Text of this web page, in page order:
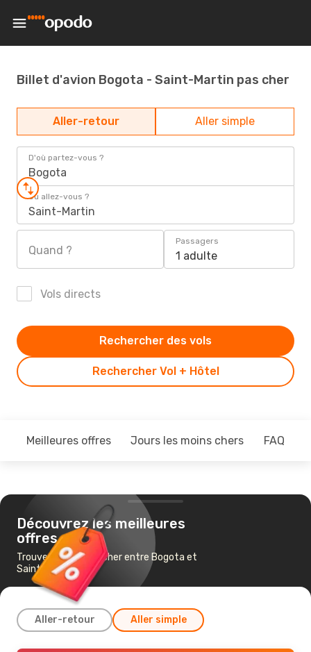
Billet d'avion Bogota - Saint-Martin pas cher
Aller-retour Aller simple
D'où partez-vous ?
Bogota
Où allez-vous ?
Saint-Martin
Quand ?
Passagers
1 adulte
Vols directs
Rechercher Vol + Hôtel
Rechercher des vols
Meilleures offres Jours les moins chers FAQ
Découvrez les meilleures
offres
Trouvez un vol pas cher entre Bogota et
Saint-Martin
Aller-retour Aller simple